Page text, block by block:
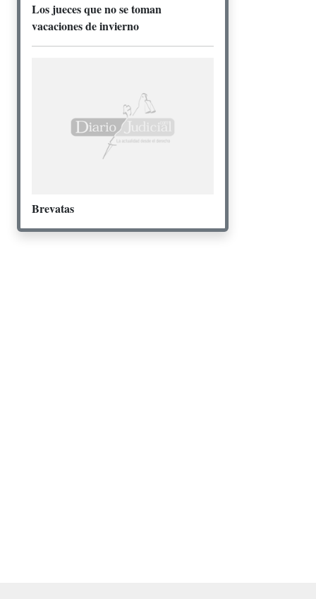
Los jueces que no se toman
vacaciones de invierno
Brevatas